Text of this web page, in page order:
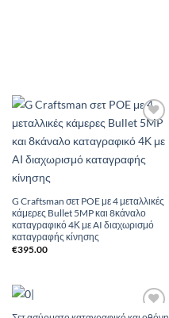
Wishlist
G Craftsman σετ POE με 4 μεταλλικές
κάμερες Bullet 5MP και 8κάναλο
καταγραφικό 4Κ με AI διαχωρισμό
καταγραφής κίνησης
€395.00